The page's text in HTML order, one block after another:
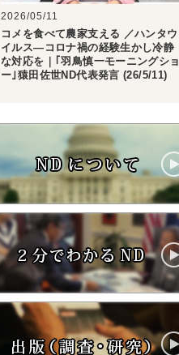
2026/05/11
コメを食べて農家支える ／ハンタウ
イルス―コロナ禍の経験生かし冷静
な対応を｜｢羽鳥慎一モーニングショ
ー｣猿田佐世ND代表発言 (26/5/11)